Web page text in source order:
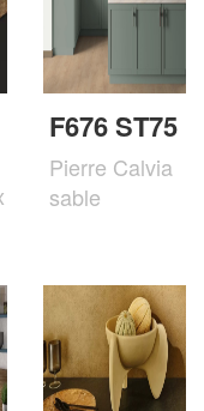
F676 ST75
Pierre Calvia
sable